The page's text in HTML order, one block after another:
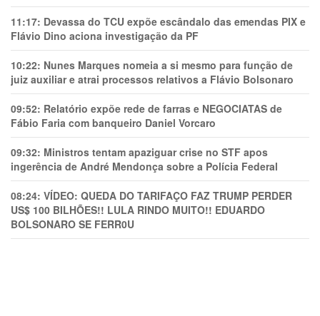
11:17: Devassa do TCU expõe escândalo das emendas PIX e
Flávio Dino aciona investigação da PF
10:22: Nunes Marques nomeia a si mesmo para função de
juiz auxiliar e atrai processos relativos a Flávio Bolsonaro
09:52: Relatório expõe rede de farras e NEGOCIATAS de
Fábio Faria com banqueiro Daniel Vorcaro
09:32: Ministros tentam apaziguar crise no STF apos
ingerência de André Mendonça sobre a Polícia Federal
08:24: VÍDEO: QUEDA DO TARIFAÇO FAZ TRUMP PERDER
US$ 100 BILHÕES!! LULA RINDO MUITO!! EDUARDO
BOLSONARO SE FERR0U